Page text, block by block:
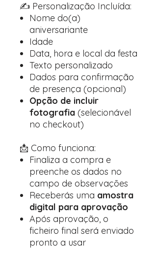
✍️ Personalização Incluída:
Nome do(a)
aniversariante
Idade
Data, hora e local da festa
Texto personalizado
Dados para confirmação
de presença (opcional)
Opção de incluir
fotografia (selecionável
no checkout)
📩 Como funciona:
Finaliza a compra e
preenche os dados no
campo de observações
Receberás uma amostra
digital para aprovação
Após aprovação, o
ficheiro final será enviado
pronto a usar